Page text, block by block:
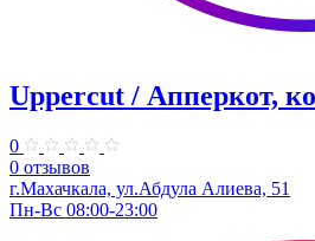
Uppercut / Апперкот,
0
0 отзывов
г.Махачкала, ул.Абдула Алиева, 51
Пн-Вс 08:00-23:00